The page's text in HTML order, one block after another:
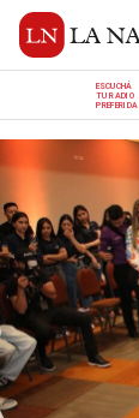
ESCUCHÁ
TU RADIO
PREFERIDA